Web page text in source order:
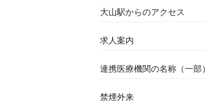
大山駅からのアクセス
求人案内
連携医療機関の名称（一部）
禁煙外来